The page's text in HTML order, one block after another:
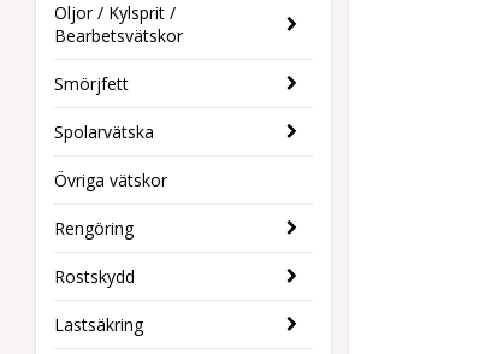
Oljor / Kylsprit /
Bearbetsvätskor
Smörjfett
Spolarvätska
Övriga vätskor
Rengöring
Rostskydd
Lastsäkring